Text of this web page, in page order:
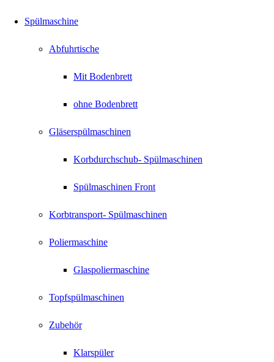
Spülmaschine
Abfuhrtische
Mit Bodenbrett
ohne Bodenbrett
Gläserspülmaschinen
Korbdurchschub- Spülmaschinen
Spülmaschinen Front
Korbtransport- Spülmaschinen
Poliermaschine
Glaspoliermaschine
Topfspülmaschinen
Zubehör
Klarspüler